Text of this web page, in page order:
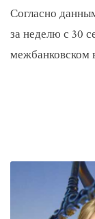
Согласно
за неделю с 30